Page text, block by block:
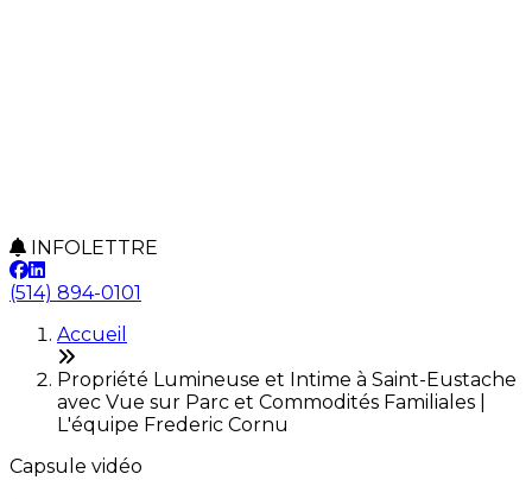
INFOLETTRE
(514) 894-0101
Accueil
Propriété Lumineuse et Intime à Saint-Eustache
avec Vue sur Parc et Commodités Familiales |
L'équipe Frederic Cornu
Capsule vidéo